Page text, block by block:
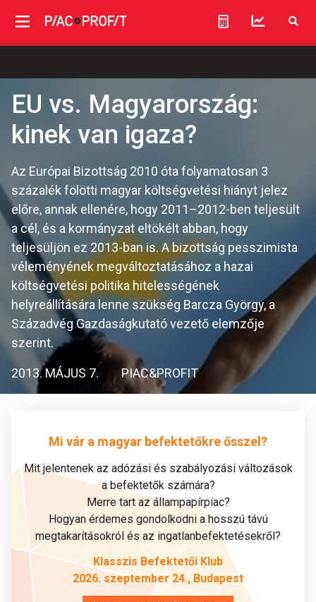
EU vs. Magyarország:
kinek van igaza?
Az Európai Bizottság 2010 óta folyamatosan 3
százalék fölötti magyar költségvetési hiányt jelez
előre, annak ellenére, hogy 2011–2012-ben teljesült
a cél, és a kormányzat eltökélt abban, hogy
teljesüljön ez 2013-ban is. A bizottság pesszimista
véleményének megváltoztatásához a hazai
költségvetési politika hitelességének
helyreállítására lenne szükség Barcza György, a
Századvég Gazdaságkutató vezető elemzője
szerint.
2013. MÁJUS 7. PIAC&PROFIT
Mi vár a magyar befektetőkre ősszel?
Mit jelentenek az adózási és szabályozási változások
a befektetők számára?
Merre tart az állampapírpiac?
Hogyan érdemes gondolkodni a hosszú távú
megtakarításokról és az ingatlanbefektetésekről?
Klasszis Befektetői Klub
2026. szeptember 24., Budapest